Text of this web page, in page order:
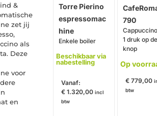
&
zet jij
als
Deze
voor
en
Torre Pierino
espressomac
hine
Enkele boiler
Beschikbaar via
nabestelling
Vanaf:
€ 1.320,00 incl
btw
790
1 druk op de
knop
Op
€779,00
btw